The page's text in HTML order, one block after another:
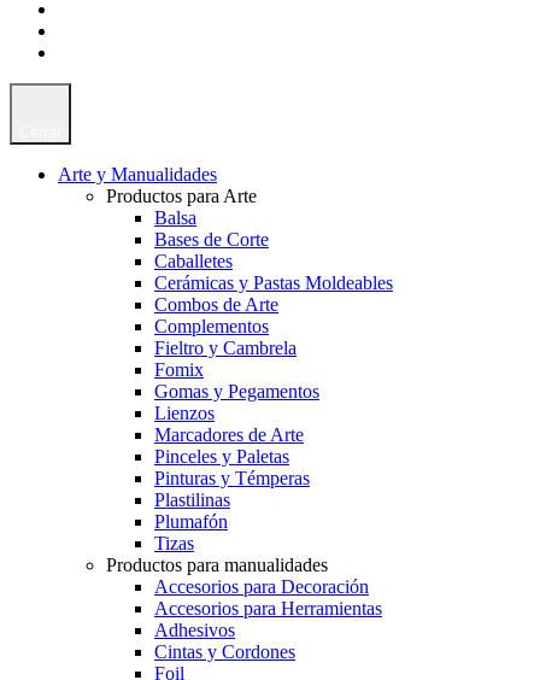
Arte y Manualidades
Productos para Arte
Balsa
Bases de Corte
Caballetes
Cerámicas y Pastas Moldeables
Combos de Arte
Complementos
Fieltro y Cambrela
Fomix
Gomas y Pegamentos
Lienzos
Marcadores de Arte
Pinceles y Paletas
Pinturas y Témperas
Plastilinas
Plumafón
Tizas
Productos para manualidades
Accesorios para Decoración
Accesorios para Herramientas
Adhesivos
Cintas y Cordones
Foil